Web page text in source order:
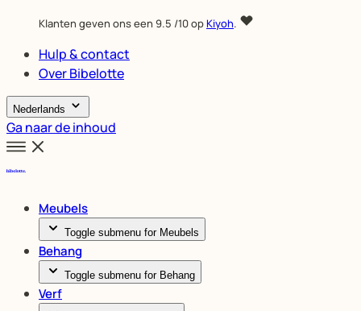
Klanten geven ons een 9.5 /10 opKiyoh.
Hulp & contact
Over Bibelotte
Nederlands
Ga naar de inhoud
Meubels
Toggle submenu for Meubels
Behang
Toggle submenu for Behang
Verf